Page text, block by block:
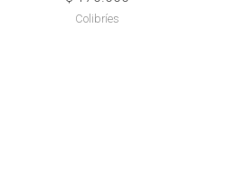
Colibríes